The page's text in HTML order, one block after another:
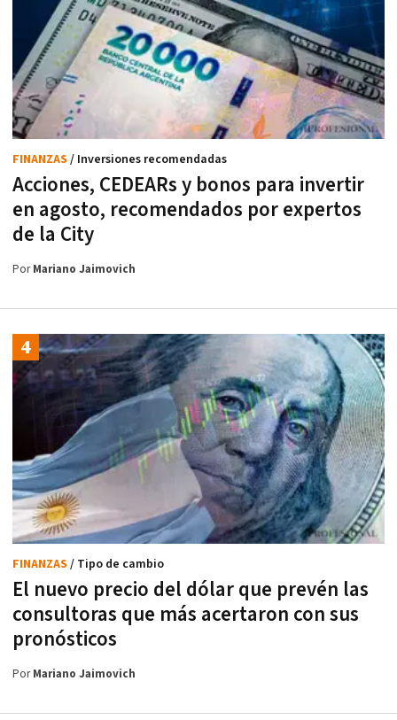
Acciones, CEDEARs y bonos para invertir
en agosto, recomendados por expertos
de la City
FINANZAS / Inversiones recomendadas
PorMariano Jaimovich
El nuevo precio del dólar que prevén las
consultoras que más acertaron con sus
pronósticos
FINANZAS / Tipo de cambio
PorMariano Jaimovich